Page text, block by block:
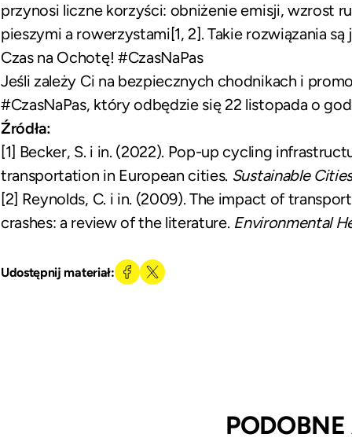
przynosi liczne korzyści: obniżenie emisji, wzrost
pieszymi a rowerzystami[1, 2]. Takie rozwiązania
Czas na Ochotę! #CzasNaPas
Jeśli zależy Ci na bezpiecznych chodnikach i
#CzasNaPas, który odbędzie się 22 listopada o
Źródła:
[1] Becker, S. i in. (2022). Pop-up cycling
transportation in European cities. Sustainable
[2] Reynolds, C. i in. (2009). The impact of
crashes: a review of the literature. Environmental
Udostępnij materiał: